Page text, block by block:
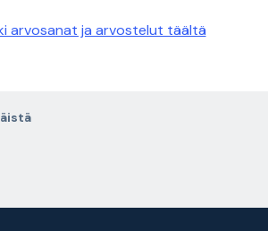
arvosanat ja arvostelut täältä